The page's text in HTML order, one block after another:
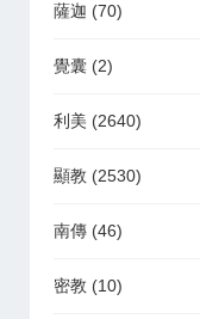
薩迦 (70)
覺囊 (2)
利美 (2640)
顯教 (2530)
南傳 (46)
密教 (10)